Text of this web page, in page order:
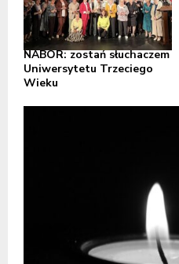
NABÓR: zostań słuchaczem
Uniwersytetu Trzeciego
Wieku